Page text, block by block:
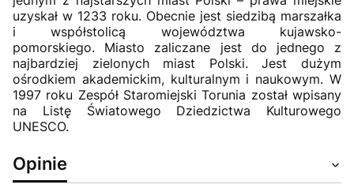
uzyskał w 1233 roku. Obecnie jest siedzibą marszałka
i współstolicą województwa kujawsko-
pomorskiego. Miasto zaliczane jest do jednego z
najbardziej zielonych miast Polski. Jest dużym
ośrodkiem akademickim, kulturalnym i naukowym. W
1997 roku Zespół Staromiejski Torunia został wpisany
na Listę Światowego Dziedzictwa Kulturowego
UNESCO.
Opinie